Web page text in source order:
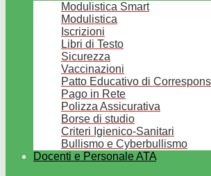
Modulistica Smart
Modulistica
Iscrizioni
Libri di Testo
Sicurezza
Vaccinazioni
Patto Educativo di
Pago in Rete
Polizza Assicurativa
Borse di studio
Criteri Igienico-Sanitari
Bullismo e Cyberbullismo
Docenti e Personale ATA